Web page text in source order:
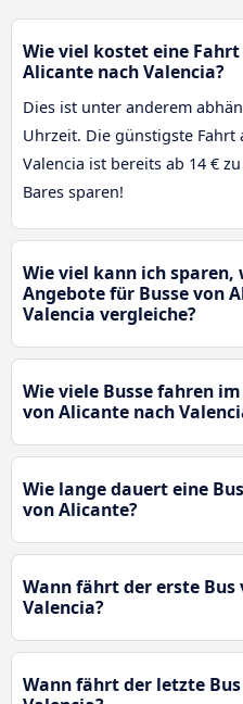
Wie viel kostet eine
Alicante nach Valencia?
Dies ist unter anderem
Uhrzeit. Die günstigste Fahrt
Valencia ist bereits ab 14 €
Bares sparen!
Wie viel kann ich sparen,
Angebote für Busse von
Valencia vergleiche?
Wie viele Busse fahren
von Alicante nach
Wie lange dauert eine
von Alicante?
Wann fährt der erste Bus
Valencia?
Wann fährt der letzte